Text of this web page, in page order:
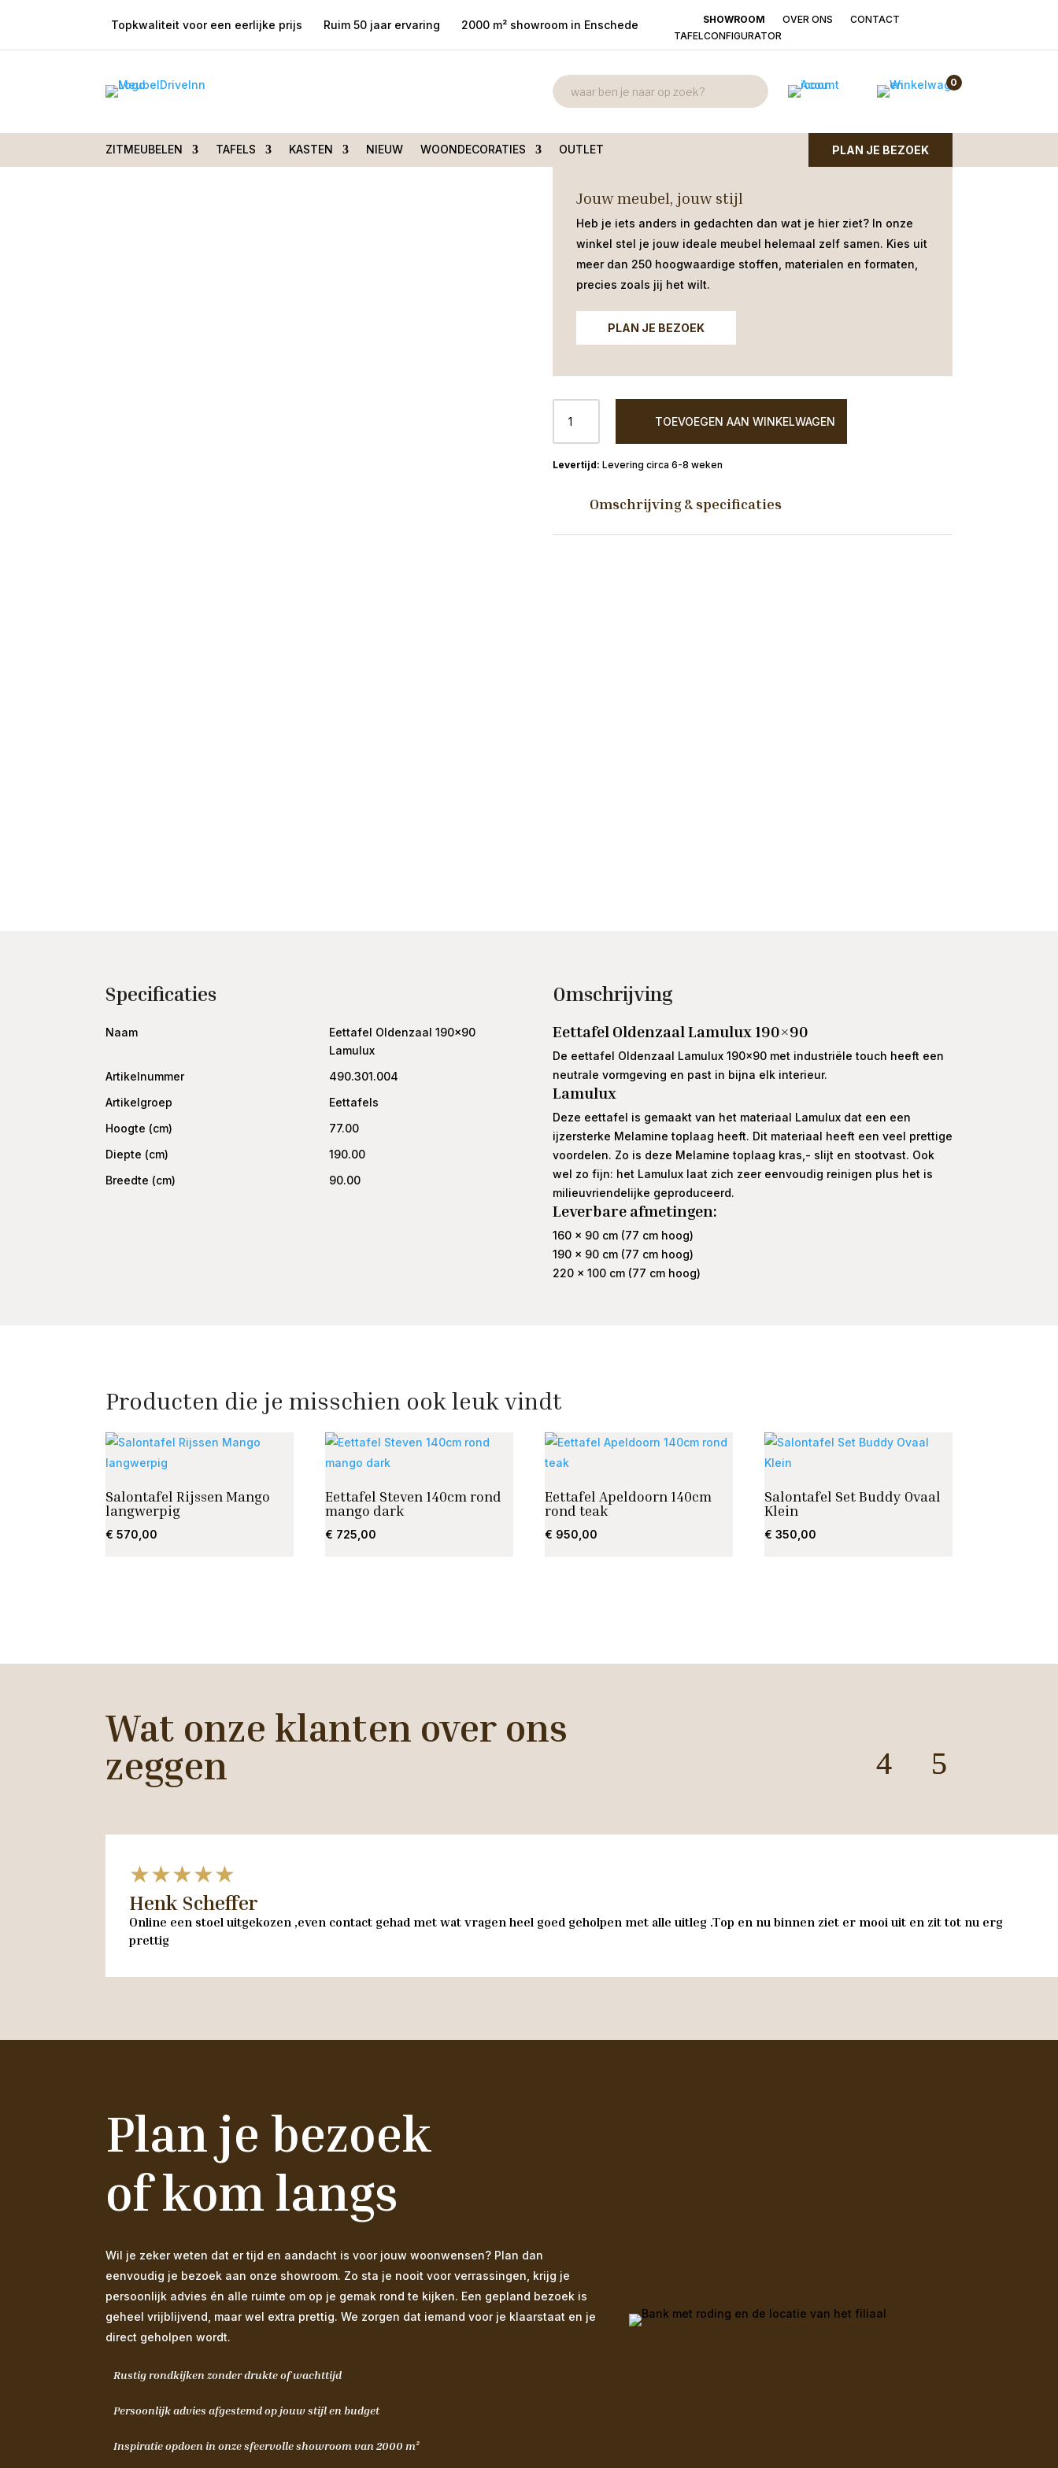
Topkwaliteit voor een eerlijke prijs Ruim 50 jaar ervaring 2000 m² showroom in Enschede SHOWROOM OVER ONS
CONTACT
TAFELCONFIGURATOR
0
ZITMEUBELEN TAFELS KASTEN NIEUW WOONDECORATIES OUTLET PLAN JE BEZOEK
€599,00
Jouw meubel, jouw stijl
Heb je iets anders in gedachten dan wat je hier ziet? In onze
winkel stel je jouw ideale meubel helemaal zelf samen. Kies uit
meer dan 250 hoogwaardige stoffen, materialen en formaten,
precies zoals jij het wilt.
PLAN JE BEZOEK
Oldenzaal
190x90
Lamulux
TOEVOEGEN AAN WINKELWAGEN
Levering circa 6-8 weken
Omschrijving & specificaties
Specificaties
Naam
Eettafel Oldenzaal 190x90
Lamulux
Artikelnummer
490.301.004
Artikelgroep
Eettafels
Hoogte (cm)
77.00
Diepte (cm)
190.00
Breedte (cm)
90.00
Omschrijving
Eettafel Oldenzaal Lamulux 190×90
De eettafel Oldenzaal Lamulux 190×90 met industriële touch heeft een
neutrale vormgeving en past in bijna elk interieur.
Lamulux
Deze eettafel is gemaakt van het materiaal Lamulux dat een een
ijzersterke Melamine toplaag heeft. Dit materiaal heeft een veel prettige
voordelen. Zo is deze Melamine toplaag kras,- slijt en stootvast. Ook
wel zo fijn: het Lamulux laat zich zeer eenvoudig reinigen plus het is
milieuvriendelijke geproduceerd.
Leverbare afmetingen:
160 x 90 cm (77 cm hoog)
190 x 90 cm (77 cm hoog)
220 x 100 cm (77 cm hoog)
Producten die je misschien ook leuk vindt
Salontafel Rijssen Mango
langwerpig
€ 570,00
Eettafel Steven 140cm rond
mango dark
€ 725,00
Eettafel Apeldoorn 140cm
rond teak
€ 950,00
Salontafel Set Buddy Ovaal
Klein
€ 350,00
Wat onze klanten over ons
zeggen
★★★★★
Henk Scheffer
Online een stoel uitgekozen ,even contact gehad met wat vragen heel goed geholpen met alle uitleg .Top en nu binnen ziet er mooi uit en zit tot nu erg
prettig
Plan je bezoek
of kom langs
Wil je zeker weten dat er tijd en aandacht is voor jouw woonwensen? Plan dan
eenvoudig je bezoek aan onze showroom. Zo sta je nooit voor verrassingen, krijg je
persoonlijk advies én alle ruimte om op je gemak rond te kijken. Een gepland bezoek is
geheel vrijblijvend, maar wel extra prettig. We zorgen dat iemand voor je klaarstaat en je
direct geholpen wordt.
Rustig rondkijken zonder drukte of wachttijd
Persoonlijk advies afgestemd op jouw stijl en budget
Inspiratie opdoen in onze sfeervolle showroom van 2000 m²